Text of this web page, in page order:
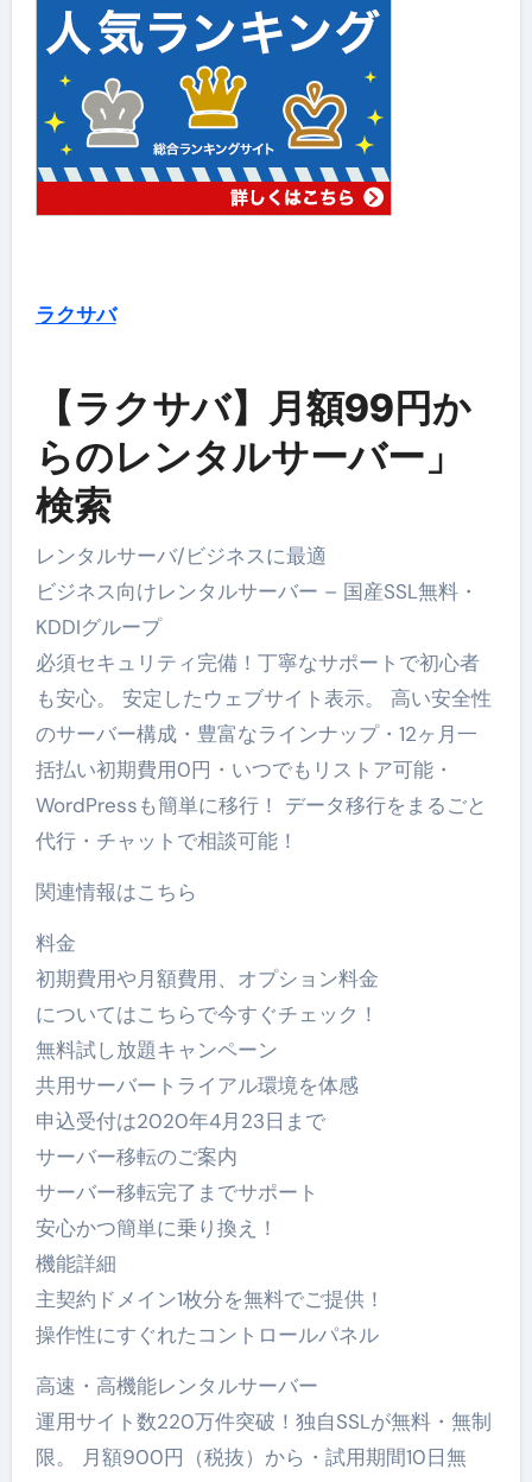
ラクサバ
【ラクサバ】月額99円か
らのレンタルサーバー」
検索
レンタルサーバ/ビジネスに最適
ビジネス向けレンタルサーバー – 国産SSL無料・
KDDIグループ
必須セキュリティ完備！丁寧なサポートで初心者
も安心。 安定したウェブサイト表示。 高い安全性
のサーバー構成・豊富なラインナップ・12ヶ月一
括払い初期費用0円・いつでもリストア可能・
WordPressも簡単に移行！ データ移行をまるごと
代行・チャットで相談可能！
関連情報はこちら
料金
初期費用や月額費用、オプション料金
についてはこちらで今すぐチェック！
無料試し放題キャンペーン
共用サーバートライアル環境を体感
申込受付は2020年4月23日まで
サーバー移転のご案内
サーバー移転完了までサポート
安心かつ簡単に乗り換え！
機能詳細
主契約ドメイン1枚分を無料でご提供！
操作性にすぐれたコントロールパネル
高速・高機能レンタルサーバー
運用サイト数220万件突破！独自SSLが無料・無制
限。 月額900円（税抜）から・試用期間10日無